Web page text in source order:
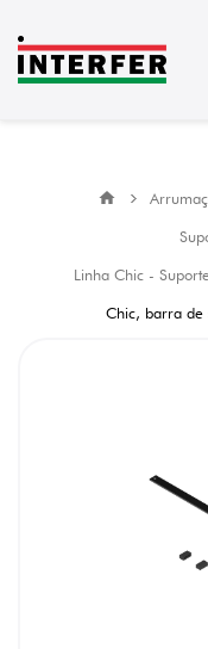
Linha Chic -
Chic, barra